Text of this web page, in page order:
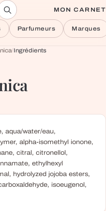
MON CARNET
Parfumeurs Marques
/Ingrédients
aqua/water/eau,
alpha-isomethyl ionone,
citral, citronellol,
ethylhexyl
hydrolyzed jojoba esters,
isoeugenol,